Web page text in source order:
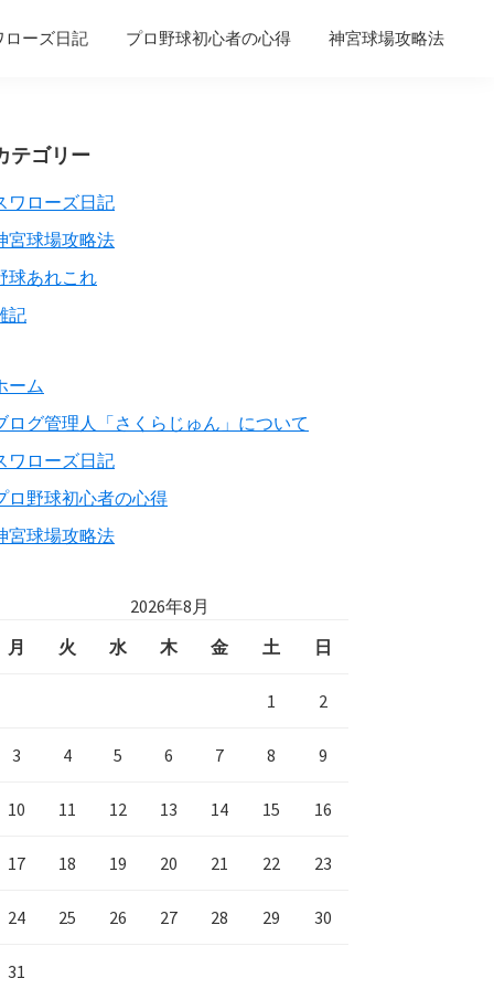
ローズ日記 プロ野球初心者の心得 神宮球場攻略法
テゴリー
ワローズ日記
宮球場攻略法
球あれこれ
記
ーム
ログ管理人「さくらじゅん」について
ワローズ日記
ロ野球初心者の心得
宮球場攻略法
2026年8月
月
火 水 木 金 土 日
1 2
3 4 5 6 7 8 9
10 11 12 13 14 15 16
17 18 19 20 21 22 23
24 25 26 27 28 29 30
31